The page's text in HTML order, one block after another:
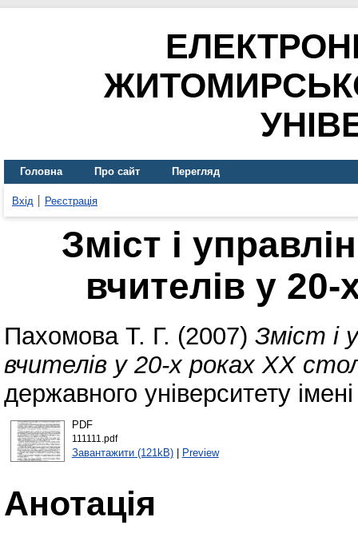
Головна Про сайт Перегляд
Вхід Реєстрація
Зміст і
вчителів у 20-
Пахомова Т. Г. (2007) Зміст і
вчителів у 20-х роках ХХ
державного університету
PDF
111111.pdf
Завантажити (121kB)| Preview
Анотація